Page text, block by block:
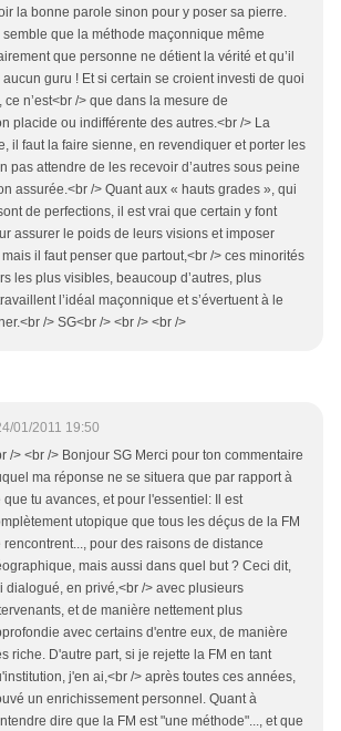
la bonne parole sinon pour y poser sa pierre.
semble que la méthode maçonnique même
que personne ne détient la vérité et qu’il
aucun guru ! Et si certain se croient investi de quoi
ce n’est<br /> que dans la mesure de
placide ou indifférente des autres.<br /> La
il faut la faire sienne, en revendiquer et porter les
pas attendre de les recevoir d’autres sous peine
assurée.<br /> Quant aux « hauts grades », qui
de perfections, il est vrai que certain y font
assurer le poids de leurs visions et imposer
mais il faut penser que partout,<br /> ces minorités
les plus visibles, beaucoup d’autres, plus
l’idéal maçonnique et s’évertuent à le
/> SG<br /> <br /> <br />
01/2011 19:50
/> <br /> Bonjour SG Merci pour ton commentaire
ma réponse ne se situera que par rapport à
que tu avances, et pour l'essentiel: Il est
utopique que tous les déçus de la FM
rencontrent..., pour des raisons de distance
mais aussi dans quel but ? Ceci dit,
dialogué, en privé,<br /> avec plusieurs
et de manière nettement plus
avec certains d'entre eux, de manière
riche. D'autre part, si je rejette la FM en tant
j'en ai,<br /> après toutes ces années,
un enrichissement personnel. Quant à
dire que la FM est "une méthode"..., et que